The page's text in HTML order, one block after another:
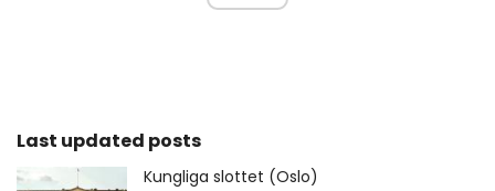
Last updated posts
Kungliga slottet (Oslo)